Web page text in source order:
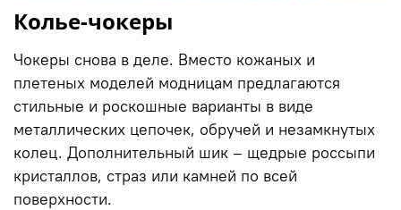
Колье-чокеры
Чокеры снова в деле. Вместо кожаных и
плетеных моделей модницам предлагаются
стильные и роскошные варианты в виде
металлических цепочек, обручей и незамкнутых
колец. Дополнительный шик – щедрые россыпи
кристаллов, страз или камней по всей
поверхности.